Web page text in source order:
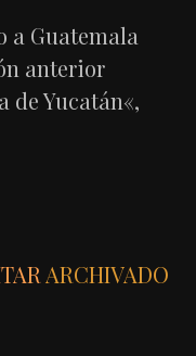
a Guatemala
anterior
de Yucatán«,
ARCHIVADO